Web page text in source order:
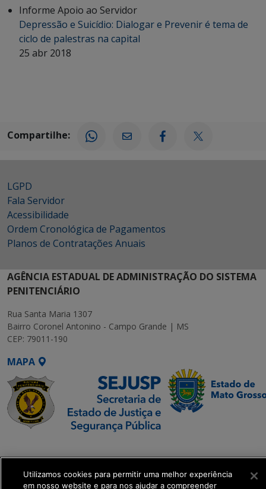
Informe Apoio ao Servidor
Depressão e Suicídio: Dialogar e Prevenir é tema de
ciclo de palestras na capital
25 abr 2018
Compartilhe:
LGPD
Fala Servidor
Acessibilidade
Ordem Cronológica de Pagamentos
Planos de Contratações Anuais
AGÊNCIA ESTADUAL DE ADMINISTRAÇÃO DO SISTEMA
PENITENCIÁRIO
Rua Santa Maria 1307
Bairro Coronel Antonino - Campo Grande | MS
CEP: 79011-190
MAPA
Executiva de
Transformação Digital
Utilizamos cookies para permitir uma melhor experiência
em nosso website e para nos ajudar a compreender